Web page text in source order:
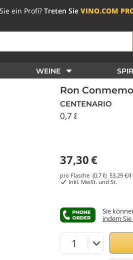
ein Profi? Treten Sie VINO.COM
WEINE
Ron
CENTENARIO
0,7 ℓ
37,30€
pro Flasche (0,7 ℓ) 53,29 €/ℓ
Inkl. MwSt. und St.
Sie
indem